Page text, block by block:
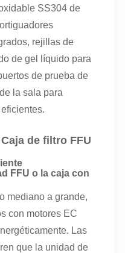
SS304 de
rejillas de
de gel líquido para
de prueba de
la sala para
de filtro FFU
FFU o la caja con
mediano a grande,
con motores EC
Las
que la unidad de